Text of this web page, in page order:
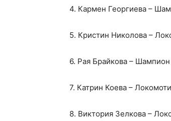
4. Кармен Георгиева –
5. Кристин Николова –
6. Рая Брайкова –
7. Катрин Коева –
8. Виктория Зелкова –